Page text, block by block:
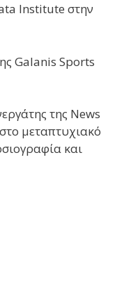
Institute στην
Galanis Sports
της News
μεταπτυχιακό
και